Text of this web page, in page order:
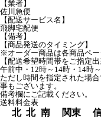
【業者】
佐川急便
【配送サービス名】
飛脚宅配便
【備考】
【商品発送のタイミング】
※オーダー商品は各商品ペー
【配送希望時間帯をご指定出
午前中・12時～14時・14時
ただし時間を指定された場
事もございます。
備考欄にご記載ください。
送料料金表
北 北 南
関東